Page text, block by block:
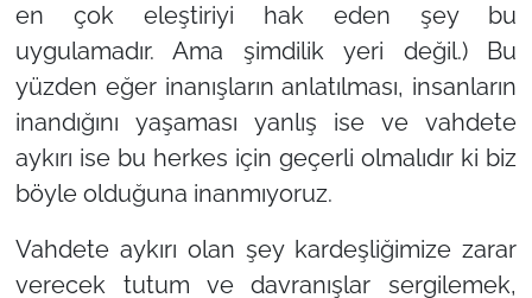
en çok eleştiriyi hak eden şey bu
uygulamadır. Ama şimdilik yeri değil.) Bu
yüzden eğer inanışların anlatılması, insanların
inandığını yaşaması yanlış ise ve vahdete
aykırı ise bu herkes için geçerli olmalıdır ki biz
böyle olduğuna inanmıyoruz.
Vahdete aykırı olan şey kardeşliğimize zarar
verecek tutum ve davranışlar sergilemek,